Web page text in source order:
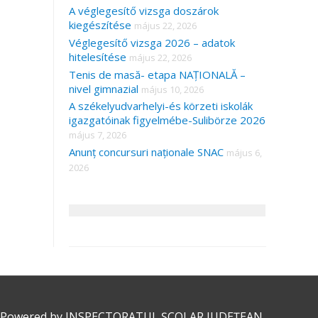
A véglegesítő vizsga doszárok
kiegészítése május 22, 2026
Véglegesítő vizsga 2026 – adatok
hitelesítése május 22, 2026
Tenis de masă- etapa NAȚIONALĂ –
nivel gimnazial május 10, 2026
A székelyudvarhelyi-és körzeti iskolák
igazgatóinak figyelmébe-Sulibörze 2026
május 7, 2026
Anunț concursuri naționale SNAC május 6,
2026